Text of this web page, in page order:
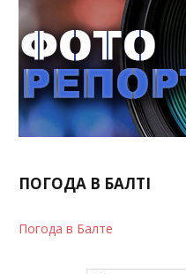
ПОГОДА В БАЛТІ
Погода в Балте